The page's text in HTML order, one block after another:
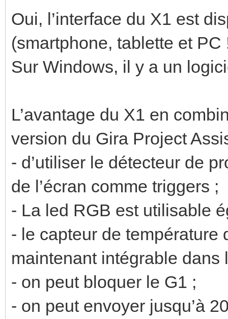
Oui, l’interface du X1 est
(smartphone, tablette et PC
Sur Windows, il y a un
L’avantage du X1 en
version du Gira Project
- d’utiliser le détecteur de
de l’écran comme triggers ;
- La led RGB est utilisable
- le capteur de température
maintenant intégrable dans
- on peut bloquer le G1 ;
- on peut envoyer jusqu’à